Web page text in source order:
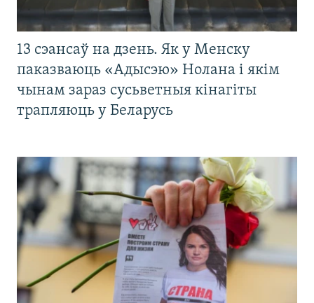
13 сэансаў на дзень. Як у Менску
паказваюць «Адысэю» Нолана і якім
чынам зараз сусьветныя кінагіты
трапляюць у Беларусь